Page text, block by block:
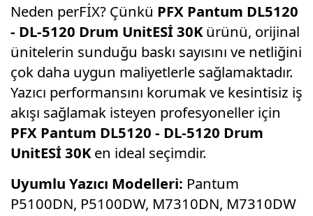
Neden perFİX? Çünkü PFX Pantum DL5120
- DL-5120 Drum UnitESİ 30Kürünü, orijinal
ünitelerin sunduğu baskı sayısını ve netliğini
çok daha uygun maliyetlerle sağlamaktadır.
Yazıcı performansını korumak ve kesintisiz iş
akışı sağlamak isteyen profesyoneller için
PFX Pantum DL5120 - DL-5120 Drum
UnitESİ 30Ken ideal seçimdir.
Uyumlu Yazıcı Modelleri: Pantum
P5100DN, P5100DW, M7310DN, M7310DW